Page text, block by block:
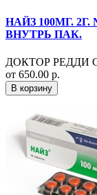
НАЙЗ 100МГ.
ВНУТРЬ ПАК.
ДОКТОР РЕДДИ
от 650.00 р.
В корзину